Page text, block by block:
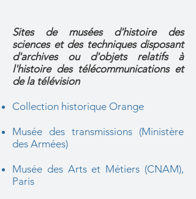
Sites de musées d'histoire des
sciences et des techniques disposant
d'archives ou d'objets relatifs à
l'histoire des télécommunications et
de la télévision
Collection historique Orange
Musée des transmissions (Ministère
des Armées)
Musée des Arts et Métiers (CNAM),
Paris